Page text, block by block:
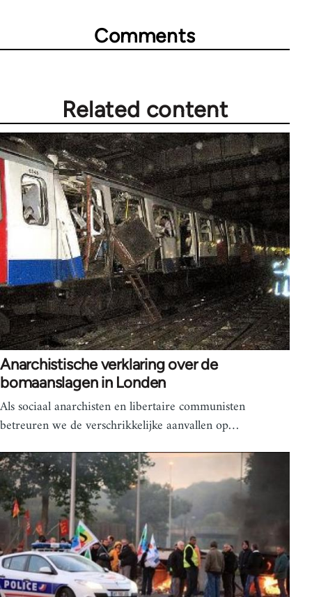
Comments
Related content
Anarchistische verklaring over de
bomaanslagen in Londen
Als sociaal anarchisten en libertaire communisten
betreuren we de verschrikkelijke aanvallen op…